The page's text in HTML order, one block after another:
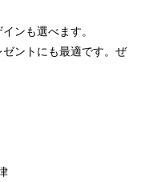
ンも選べます。
ントにも最適です。ぜ